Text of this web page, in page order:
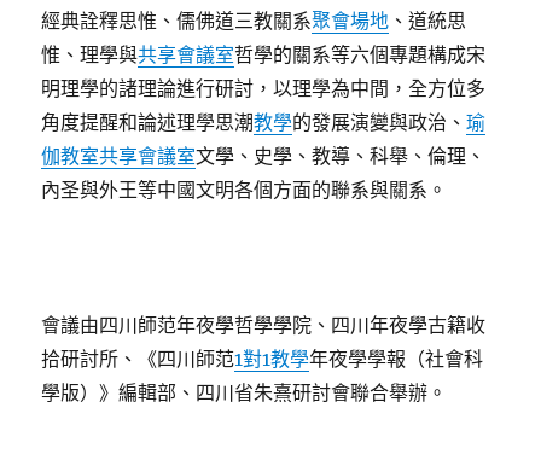
經典詮釋思惟、儒佛道三教關系聚會場地 、道統思
惟、理學與共享會議室哲學的關系等六個專題構成宋
明理學的諸理論進行研討，以理學為中間，全方位多
角度提醒和論述理學思潮教學的發展演變與政治、瑜
伽教室共享會議室文學、史學、教導、科舉、倫理、
內圣與外王等中國文明各個方面的聯系與關系。
會議由四川師范年夜學哲學學院、四川年夜學古籍收
拾研討所、《四川師范1對1教學年夜學學報（社會科
學版）》編輯部、四川省朱熹研討會聯合舉辦。